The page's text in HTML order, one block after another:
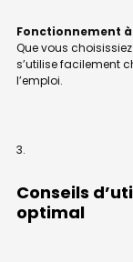
Fonctionnement
Que vous
s’utilise facilement
l’emploi.
Conseils
optimal